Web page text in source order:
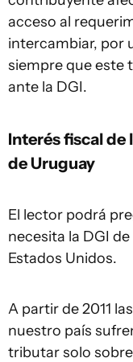
acceso al
intercambiar, por
siempre que este
ante la DGI.
Interés fiscal
de Uruguay
El lector podrá
necesita la DGI
Estados Unidos.
A partir de 2011
nuestro país
tributar solo